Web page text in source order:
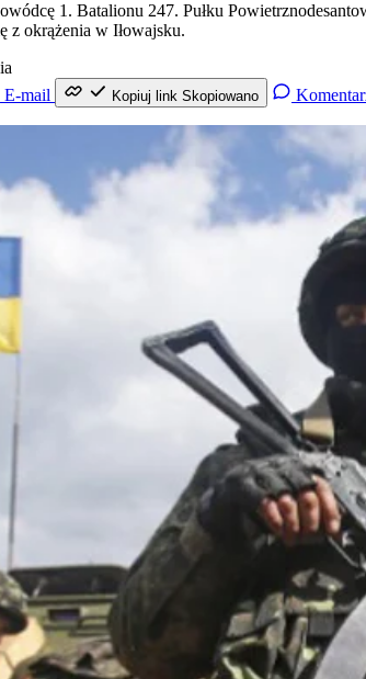
1. Batalionu 247. Pułku
z okrążenia w Iłowajsku.
E-mail Kopiuj link Skopiowano